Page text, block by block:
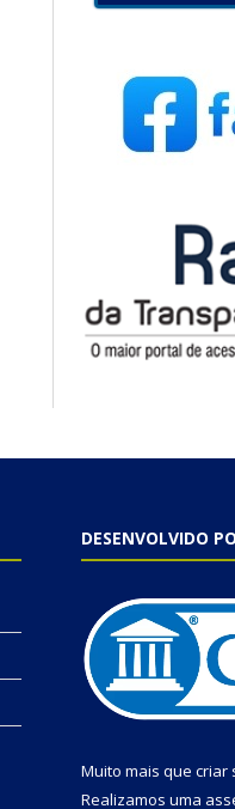
DESENVOLVIDO
Muito mais que criar
Realizamos uma